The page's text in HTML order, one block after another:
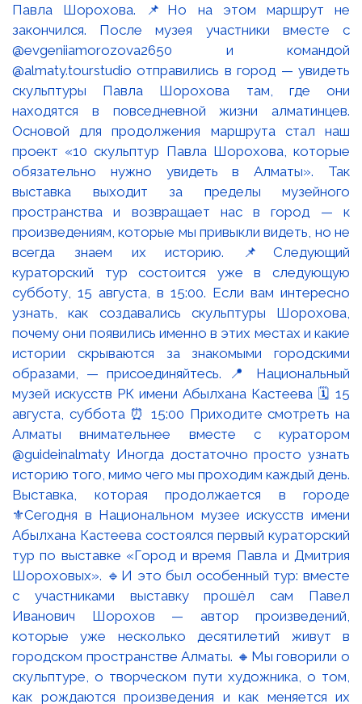
Выставка, которая продолжается в городе
⚜️Сегодня в Национальном музее искусств имени
Абылхана Кастеева состоялся первый кураторский
тур по выставке «Город и время Павла и Дмитрия
Шороховых». 🔹И это был особенный тур: вместе
с участниками выставку прошёл сам Павел
Иванович Шорохов — автор произведений,
которые уже несколько десятилетий живут в
городском пространстве Алматы. 🔸Мы говорили о
скульптуре, о творческом пути художника, о том,
как рождаются произведения и как меняется их